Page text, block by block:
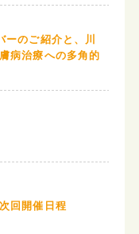
ーのご紹介と、川
病治療への多角的
回開催日程